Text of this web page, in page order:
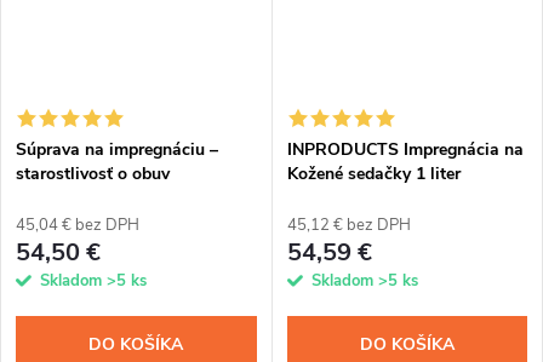
Súprava na impregnáciu –
starostlivosť o obuv
45,04 € bez DPH
54,50 €
Skladom >5 ks
DO KOŠÍKA
INPRODUCTS Impregnácia na
Kožené sedačky 1 liter
45,12 € bez DPH
54,59 €
Skladom >5 ks
DO KOŠÍKA